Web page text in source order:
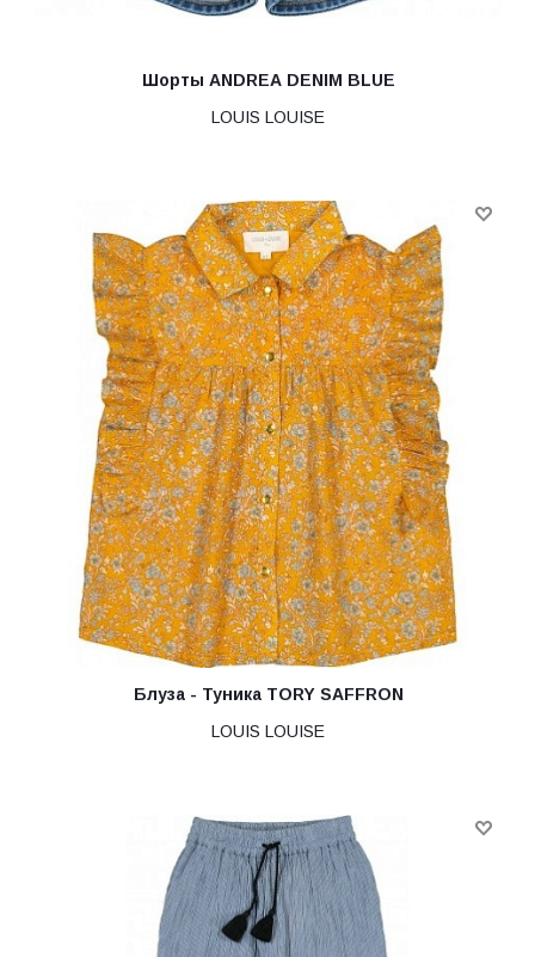
Шорты ANDREA DENIM BLUE
LOUIS LOUISE
Блуза - Туника TORY SAFFRON
LOUIS LOUISE